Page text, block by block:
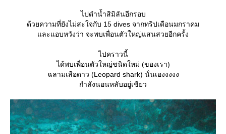
ไปดำน้ำสิมิลันอีกรอบ
ด้วยความที่ยังไม่สะใจกับ 15 dives จากทริปเดือนมกราคม
ละแอบหวังว่า จะพบเพื่อนตัวใหญ่แสนสวยอีกครั้ง
ไปคราวนี้
ได้พบเพื่อนตัวใหญ่ชนิดใหม่ (ของเรา)
ฉลามเสือดาว (Leopard shark) นั่นเองงงงง
กำลังนอนหลับอยู่เชียว